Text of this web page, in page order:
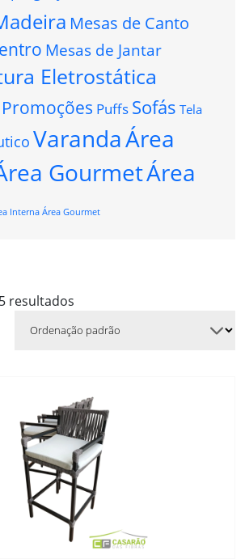
Mesas de Canto
Mesas de Jantar
Eletrostática
Promoções Puffs Sofás Tela
VarandaÁrea
GourmetÁrea
Interna Área Gourmet
resultados